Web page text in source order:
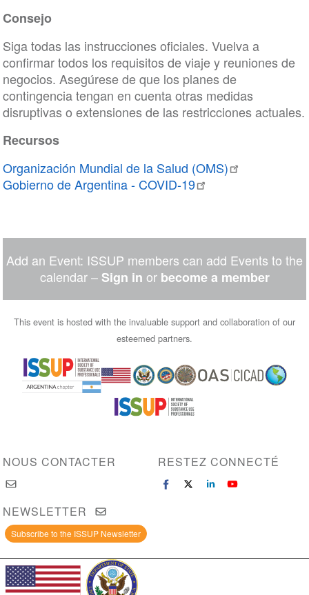
Consejo
Siga todas las instrucciones oficiales. Vuelva a
confirmar todos los requisitos de viaje y reuniones de
negocios. Asegúrese de que los planes de
contingencia tengan en cuenta otras medidas
disruptivas o extensiones de las restricciones actuales.
Recursos
Organización Mundial de la Salud (OMS)
Gobierno de Argentina - COVID-19
Add an Event: ISSUP members can add Events to the
calendar – Sign in or become a member
This event is hosted with the invaluable support and collaboration of our
esteemed partners.
Image Image Image
Image
NOUS CONTACTER RESTEZ CONNECTÉ
NEWSLETTER
Subscribe to the ISSUP Newsletter